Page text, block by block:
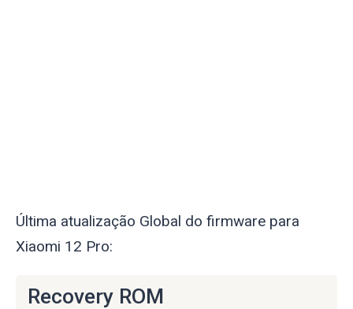
Última atualização Global do firmware para
Xiaomi 12 Pro:
Recovery ROM